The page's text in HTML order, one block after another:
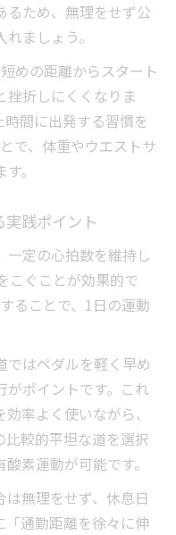
るため、無理をせず公
ましょう。
めの距離からスタート
挫折しにくくなりま
間に出発する習慣を
で、体重やウエストサ
。
践ポイント
一定の心拍数を維持し
こぐことが効果的で
ることで、1日の運動
ではペダルを軽く早め
がポイントです。これ
率よく使いながら、
較的平坦な道を選択
素運動が可能です。
無理をせず、休息日
「通勤距離を徐々に伸